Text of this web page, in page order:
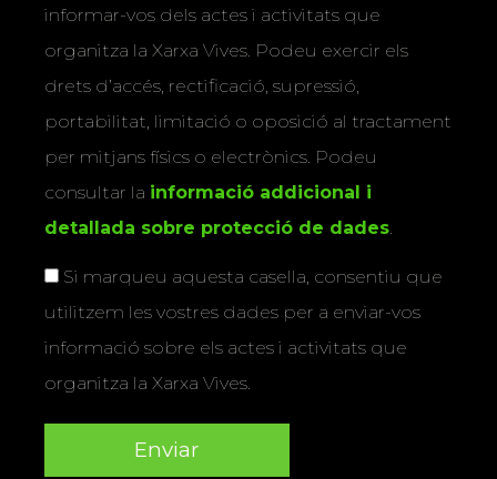
informar-vos dels actes i activitats que
organitza la Xarxa Vives. Podeu exercir els
drets d’accés, rectificació, supressió,
portabilitat, limitació o oposició al tractament
per mitjans físics o electrònics. Podeu
consultar la informació addicional i
detallada sobre protecció de dades.
Si marqueu aquesta casella, consentiu que
utilitzem les vostres dades per a enviar-vos
informació sobre els actes i activitats que
organitza la Xarxa Vives.